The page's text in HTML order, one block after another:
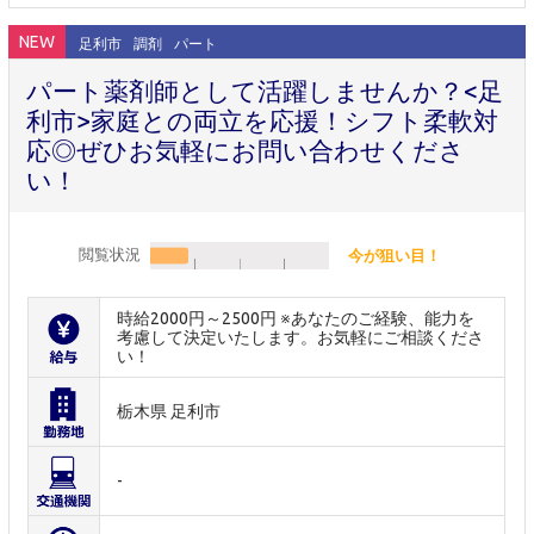
NEW 足利市 調剤 パート
パート薬剤師として活躍しませんか？<足
利市>家庭との両立を応援！シフト柔軟対
応◎ぜひお気軽にお問い合わせくださ
い！
閲覧状況 今が狙い目！
時給2000円～2500円 ※あなたのご経験、能力を
考慮して決定いたします。お気軽にご相談くださ
い！
栃木県 足利市
-